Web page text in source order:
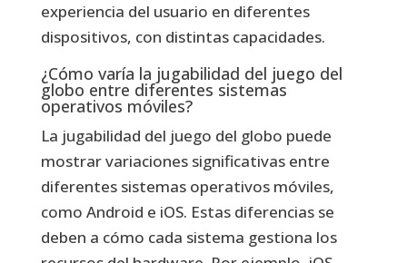
experiencia del usuario en diferentes
dispositivos, con distintas capacidades.
¿Cómo varía la jugabilidad del juego del
globo entre diferentes sistemas
operativos móviles?
La jugabilidad del juego del globo puede
mostrar variaciones significativas entre
diferentes sistemas operativos móviles,
como Android e iOS. Estas diferencias se
deben a cómo cada sistema gestiona los